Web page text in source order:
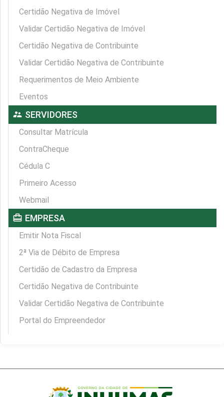
Certidão Negativa de Imóvel
Validar Certidão Negativa de Imóvel
Certidão Negativa de Contribuinte
Validar Certidão Negativa de Contribuinte
Requerimentos de Meio Ambiente
Eventos
supervisor_account SERVIDORES
Consultar Matrícula
ContraCheque
Cédula C
Primeiro Acesso
Webmail
card_travel EMPRESA
Emitir Nota Fiscal
2ª Via de Débito de Empresa
Certidão de Cadastro da Empresa
Certidão Negativa de Contribuinte
Validar Certidão Negativa de Contribuinte
Portal do Empreendedor